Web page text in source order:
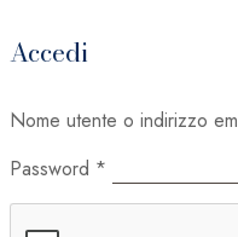
Accedi
Nome utente o indirizzo
Password *